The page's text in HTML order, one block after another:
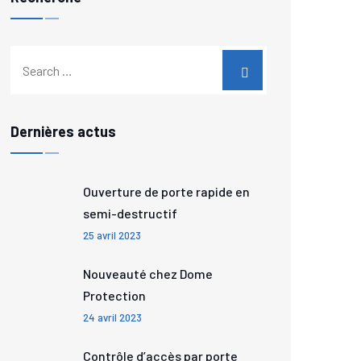
Dernières actus
Ouverture de porte rapide en
semi-destructif
25 avril 2023
Nouveauté chez Dome
Protection
24 avril 2023
Contrôle d’accès par porte